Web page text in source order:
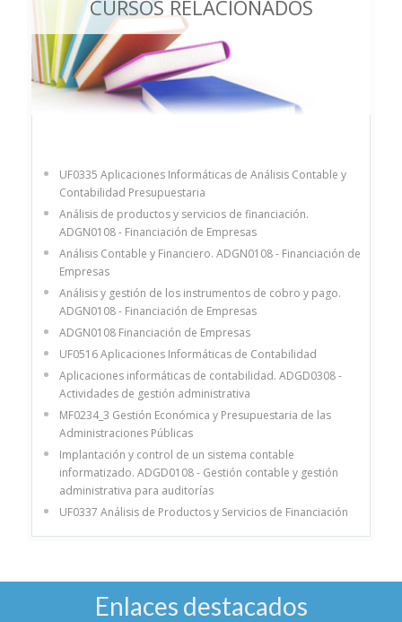
CURSOS RELACIONADOS
UF0335 Aplicaciones Informáticas de Análisis Contable y
Contabilidad Presupuestaria
Análisis de productos y servicios de financiación.
ADGN0108 - Financiación de Empresas
Análisis Contable y Financiero. ADGN0108 - Financiación de
Empresas
Análisis y gestión de los instrumentos de cobro y pago.
ADGN0108 - Financiación de Empresas
ADGN0108 Financiación de Empresas
UF0516 Aplicaciones Informáticas de Contabilidad
Aplicaciones informáticas de contabilidad. ADGD0308 -
Actividades de gestión administrativa
MF0234_3 Gestión Económica y Presupuestaria de las
Administraciones Públicas
Implantación y control de un sistema contable
informatizado. ADGD0108 - Gestión contable y gestión
administrativa para auditorías
UF0337 Análisis de Productos y Servicios de Financiación
Enlaces destacados